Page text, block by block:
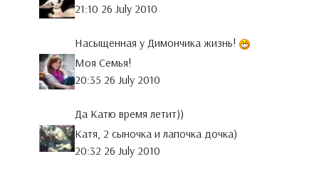
21:10 26 July 2010
Насыщенная у Димончика жизнь!
Моя Семья!
20:35 26 July 2010
Да Катю время летит))
Катя, 2 сыночка и лапочка дочка)
20:32 26 July 2010